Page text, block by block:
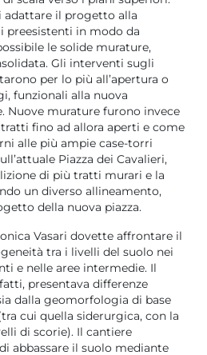
adattare il progetto alla
preesistenti in modo da
le solide murature,
Gli interventi sugli
per lo più all’apertura o
funzionali alla nuova
Nuove murature furono invece
tratti fino ad allora aperti e come
alle più ampie case-torri
Piazza dei Cavalieri,
di più tratti murari e la
un diverso allineamento,
della nuova piazza.
Vasari dovette affrontare il
tra i livelli del suolo nei
e nelle aree intermedie. Il
presentava differenze
dalla geomorfologia di base
cui quella siderurgica, con la
di scorie). Il cantiere
abbassare il suolo mediante